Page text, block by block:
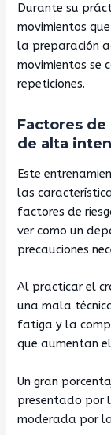
Durante su
movimientos
la preparación
movimientos se
repeticiones.
Factores
de alta
Este
las
factores de
ver como un
precauciones
Al practicar el
una mala
fatiga y la
que aumentan
Un gran
presentado por
moderada por